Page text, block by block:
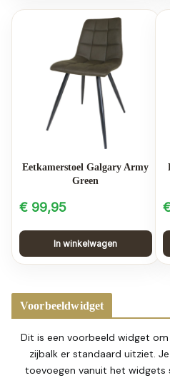
Eetkamerstoel Galgary Army
Green
€ 99,95
In winkelwagen
Voorbeeldwidget
Dit is een voorbeeld widget
zijbalk er standaard uitziet.
toevoegen vanuit het widgets